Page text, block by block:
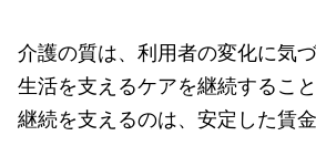
介護の質は、利用者の変化に気
生活を支えるケアを継続するこ
継続を支えるのは、安定した賃金